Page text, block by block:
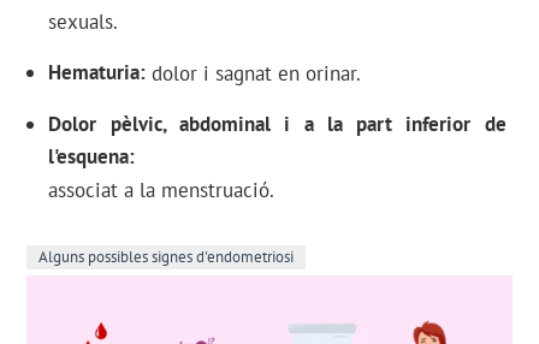
sexuals.
Hematuria dolor i sagnat en orinar.
Dolor pèlvic, abdominal i a la part inferior de
l'esquena
associat a la menstruació.
Alguns possibles signes d'endometriosi